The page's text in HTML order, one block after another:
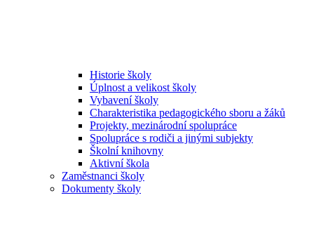
Historie školy
Úplnost a velikost školy
Vybavení školy
Charakteristika pedagogického sboru a žáků
Projekty, mezinárodní spolupráce
Spolupráce s rodiči a jinými subjekty
Školní knihovny
Aktivní škola
Zaměstnanci školy
Dokumenty školy